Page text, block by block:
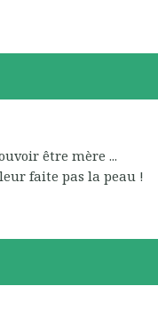
être mère ...
faite pas la peau !